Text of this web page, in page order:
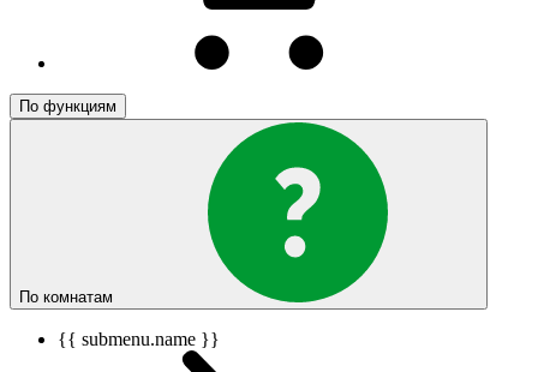
По функциям
По комнатам
{{ submenu.name }}